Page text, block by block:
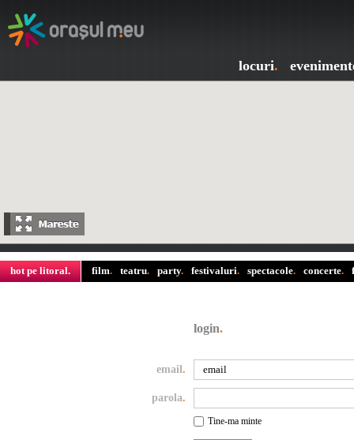
locuri.
hot pe litoral. film. teatru. party. festivaluri. spectacole. concerte.
login.
email.
parola.
Tine-ma minte